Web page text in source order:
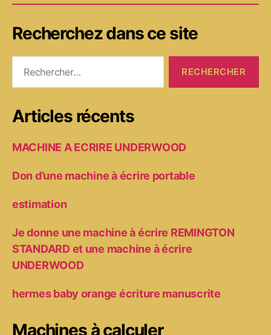
Recherchez dans ce site
Articles récents
MACHINE A ECRIRE UNDERWOOD
Don d’une machine à écrire portable
estimation
Je donne une machine à écrire REMINGTON
STANDARD et une machine à écrire
UNDERWOOD
hermes baby orange écriture manuscrite
Machines à calculer